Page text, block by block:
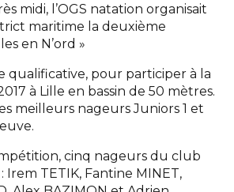
midi, l’OGS natation organisait
maritime la deuxième
en N’ord »
qualificative, pour participer à la
à Lille en bassin de 50 mètres.
meilleurs nageurs Juniors 1 et
cinq nageurs du club
Irem TETIK, Fantine MINET,